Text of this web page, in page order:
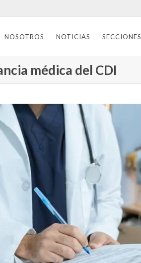
NOSOTROS NOTICIAS SECCIONES
médica del CDI